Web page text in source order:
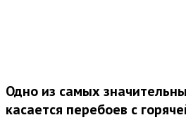
Одно из самых
касается перебоев с